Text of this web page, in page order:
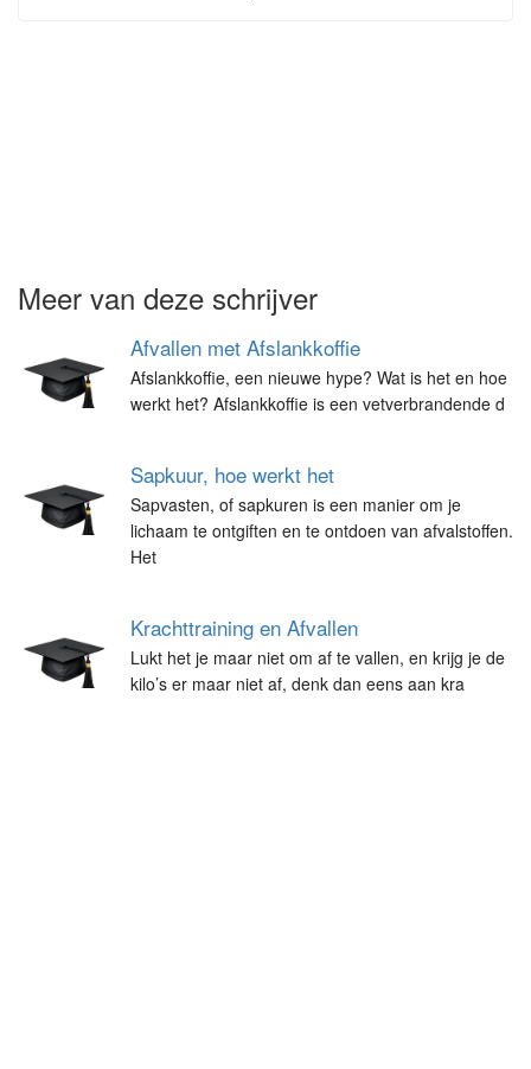
Meer van deze schrijver
Afvallen met Afslankkoffie
Afslankkoffie, een nieuwe hype? Wat is het en hoe
werkt het? Afslankkoffie is een vetverbrandende d
Sapkuur, hoe werkt het
Sapvasten, of sapkuren is een manier om je
lichaam te ontgiften en te ontdoen van afvalstoffen.
Het
Krachttraining en Afvallen
Lukt het je maar niet om af te vallen, en krijg je de
kilo’s er maar niet af, denk dan eens aan kra